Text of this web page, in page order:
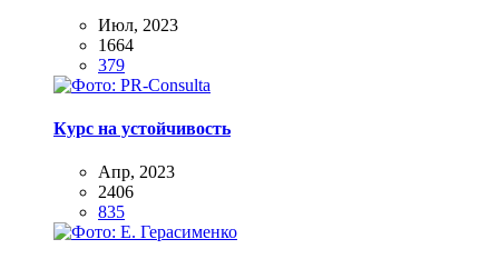
Июл, 2023
1664
379
Курс на устойчивость
Апр, 2023
2406
835